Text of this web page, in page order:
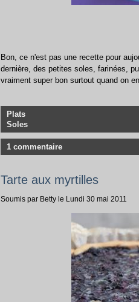
Bon, ce n'est pas une recette pour
dernière, des petites soles, farinées,
vraiment super bon surtout quand on
Plats
Soles
1 commentaire
Tarte aux myrtilles
Soumis par Betty le Lundi 30 mai 2011